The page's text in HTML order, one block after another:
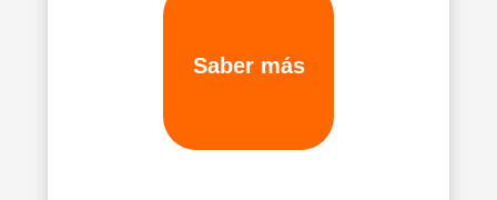
Saber más